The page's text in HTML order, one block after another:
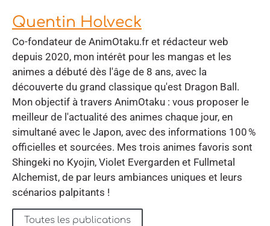
Quentin Holveck
Co-fondateur de AnimOtaku.fr et rédacteur web
depuis 2020, mon intérêt pour les mangas et les
animes a débuté dès l'âge de 8 ans, avec la
découverte du grand classique qu'est Dragon Ball.
Mon objectif à travers AnimOtaku : vous proposer le
meilleur de l'actualité des animes chaque jour, en
simultané avec le Japon, avec des informations 100 %
officielles et sourcées. Mes trois animes favoris sont
Shingeki no Kyojin, Violet Evergarden et Fullmetal
Alchemist, de par leurs ambiances uniques et leurs
scénarios palpitants !
Toutes les publications